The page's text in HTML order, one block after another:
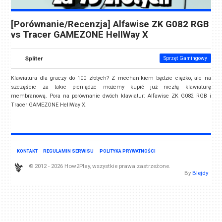
[Porównanie/Recenzja] Alfawise ZK G082 RGB
vs Tracer GAMEZONE HellWay X
Spliter Sprzęt Gamingowy
Klawiatura dla graczy do 100 złotych? Z mechanikiem będzie ciężko, ale na
szczęście za takie pieniądze możemy kupić już niezłą klawiaturę
membranową. Pora na porównanie dwóch klawiatur: Alfawise ZK G082 RGB i
Tracer GAMEZONE HellWay X.
KONTAKT REGULAMIN SERWISU POLITYKA PRYWATNOŚCI
© 2012 - 2026 How2Play, wszystkie prawa zastrzeżone.
By Blejdy